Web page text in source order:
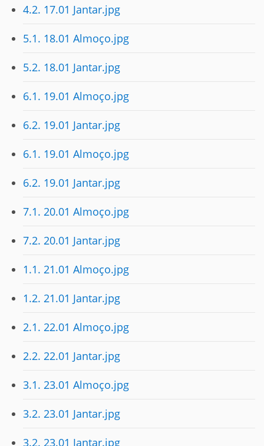
4.2. 17.01 Jantar.jpg
5.1. 18.01 Almoço.jpg
5.2. 18.01 Jantar.jpg
6.1. 19.01 Almoço.jpg
6.2. 19.01 Jantar.jpg
6.1. 19.01 Almoço.jpg
6.2. 19.01 Jantar.jpg
7.1. 20.01 Almoço.jpg
7.2. 20.01 Jantar.jpg
1.1. 21.01 Almoço.jpg
1.2. 21.01 Jantar.jpg
2.1. 22.01 Almoço.jpg
2.2. 22.01 Jantar.jpg
3.1. 23.01 Almoço.jpg
3.2. 23.01 Jantar.jpg
3.2. 23.01 Jantar.jpg